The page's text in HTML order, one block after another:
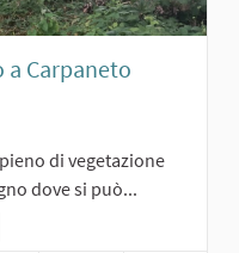
Carpaneto
di vegetazione
dove si può...
dei giovani e dei ragazzi